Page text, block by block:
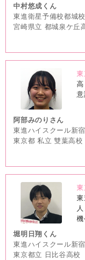
中村悠成くん
東進衛星予備校都城校
宮崎県立 都城泉ケ丘
no
image
阿部みのりさん
東進ハイスクール新
東京都 私立 雙葉高校
no
image
堀明日翔くん
東進ハイスクール新
東京都立 日比谷高校